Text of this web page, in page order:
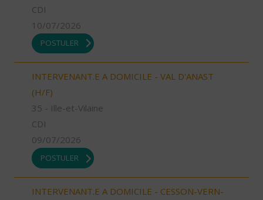
CDI
10/07/2026
POSTULER
INTERVENANT.E A DOMICILE - VAL D'ANAST
(H/F)
35 - Ille-et-Vilaine
CDI
09/07/2026
POSTULER
INTERVENANT.E A DOMICILE - CESSON-VERN-